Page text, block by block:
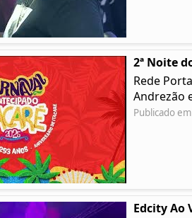
2ª Noite
Rede
Andrezão
Publicado
Edcity Ao